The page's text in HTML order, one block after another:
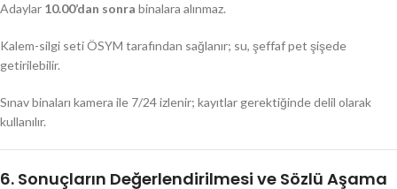
Adaylar 10.00’dan sonra binalara alınmaz.
Kalem-silgi seti ÖSYM tarafından sağlanır; su, şeffaf pet şişede
getirilebilir.
Sınav binaları kamera ile 7/24 izlenir; kayıtlar gerektiğinde delil olarak
kullanılır.
6. Sonuçların Değerlendirilmesi ve Sözlü Aşama